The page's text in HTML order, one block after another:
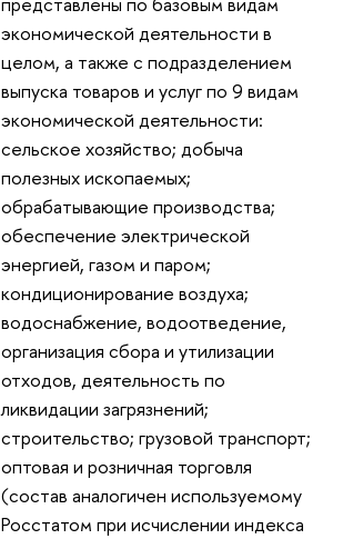
экономической деятельности в
целом, а также с подразделением
выпуска товаров и услуг по 9 видам
экономической деятельности:
сельское хозяйство; добыча
полезных ископаемых;
обрабатывающие производства;
обеспечение электрической
энергией, газом и паром;
кондиционирование воздуха;
водоснабжение, водоотведение,
организация сбора и утилизации
отходов, деятельность по
ликвидации загрязнений;
строительство; грузовой транспорт;
оптовая и розничная торговля
(состав аналогичен используемому
Росстатом при исчислении индекса